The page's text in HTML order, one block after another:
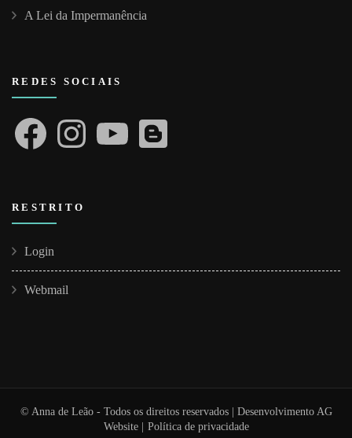
A Lei da Impermanência
REDES SOCIAIS
FacebookInstagramYouTube Blogger
RESTRITO
Login
Webmail
© Anna de Leão - Todos os direitos reservados | Desenvolvimento AG
Website| Política de privacidade